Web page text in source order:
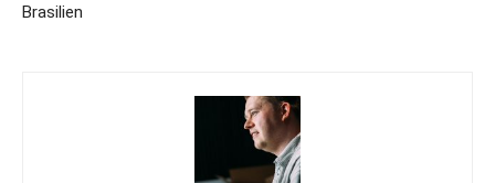
Brasilien